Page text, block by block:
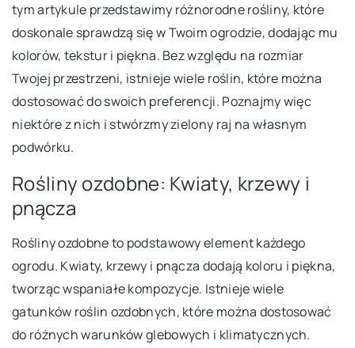
tym artykule przedstawimy różnorodne rośliny, które
doskonale sprawdzą się w Twoim ogrodzie, dodając mu
kolorów, tekstur i piękna. Bez względu na rozmiar
Twojej przestrzeni, istnieje wiele roślin, które można
dostosować do swoich preferencji. Poznajmy więc
niektóre z nich i stwórzmy zielony raj na własnym
podwórku.
Rośliny ozdobne: Kwiaty, krzewy i
pnącza
Rośliny ozdobne to podstawowy element każdego
ogrodu. Kwiaty, krzewy i pnącza dodają koloru i piękna,
tworząc wspaniałe kompozycje. Istnieje wiele
gatunków roślin ozdobnych, które można dostosować
do różnych warunków glebowych i klimatycznych.